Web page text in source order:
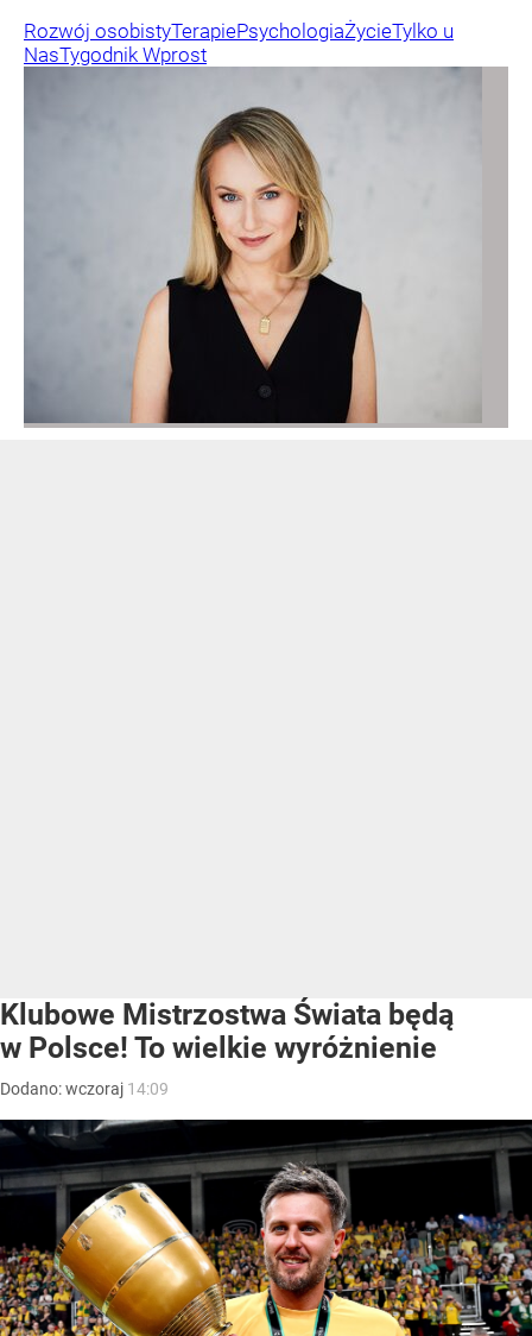
Rozwój osobistyTerapiePsychologiaŻycieTylko u
NasTygodnik Wprost
Klubowe Mistrzostwa Świata będą
w Polsce! To wielkie wyróżnienie
Dodano:wczoraj 14:09